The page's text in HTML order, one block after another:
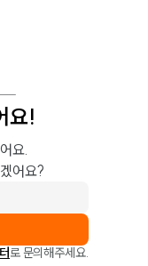
요!
요.
어요?
로 문의해주세요.